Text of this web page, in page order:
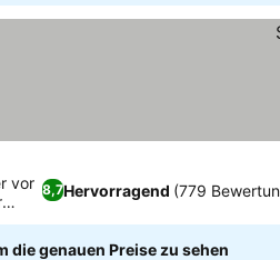
8,7Hervorragend (779
vor
die genauen Preise zu sehen